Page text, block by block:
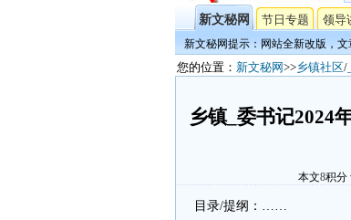
新文秘网 节日专题 领导
新文秘网提示：网站全新改版，
您的位置： 新文秘网>>乡镇社区/
乡镇_委书记2024
本文8积分
目录/提纲：……